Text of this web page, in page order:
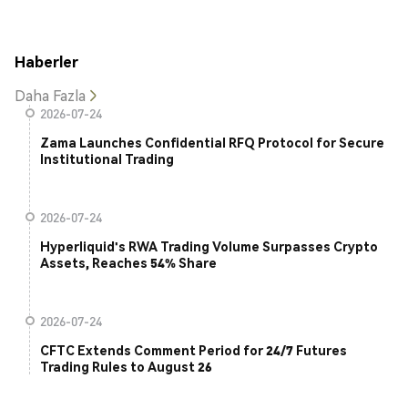
Haberler
Daha Fazla
2026-07-24
Zama Launches Confidential RFQ Protocol for Secure
Institutional Trading
2026-07-24
Hyperliquid's RWA Trading Volume Surpasses Crypto
Assets, Reaches 54% Share
2026-07-24
CFTC Extends Comment Period for 24/7 Futures
Trading Rules to August 26